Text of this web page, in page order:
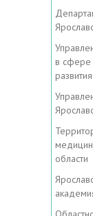
в сфере
области